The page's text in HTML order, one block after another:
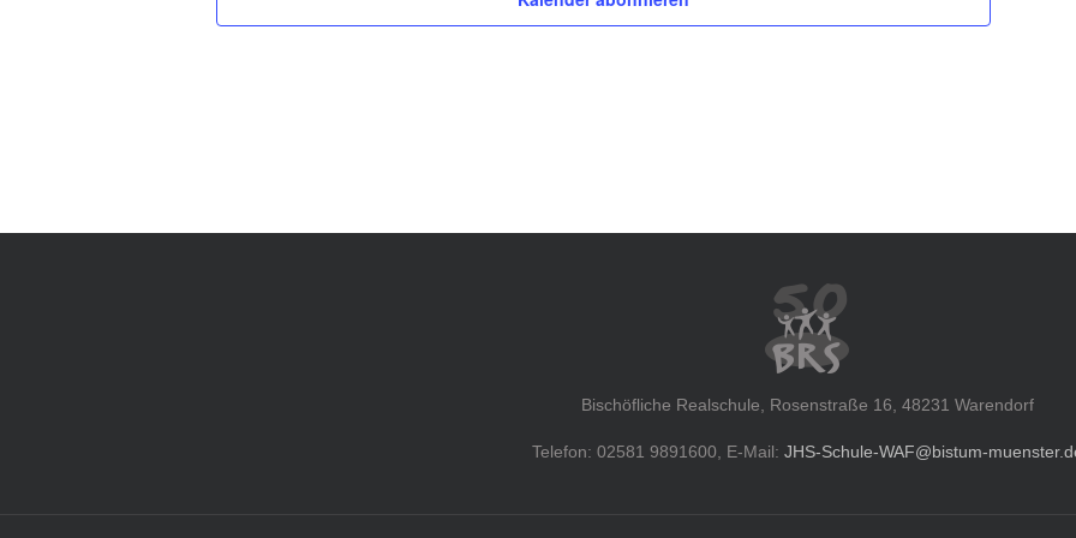
Bischöfliche Realschule, Rosenstraße 16, 48231 Warendorf
Telefon: 02581 9891600, E-Mail: JHS-Schule-WAF@bistum-